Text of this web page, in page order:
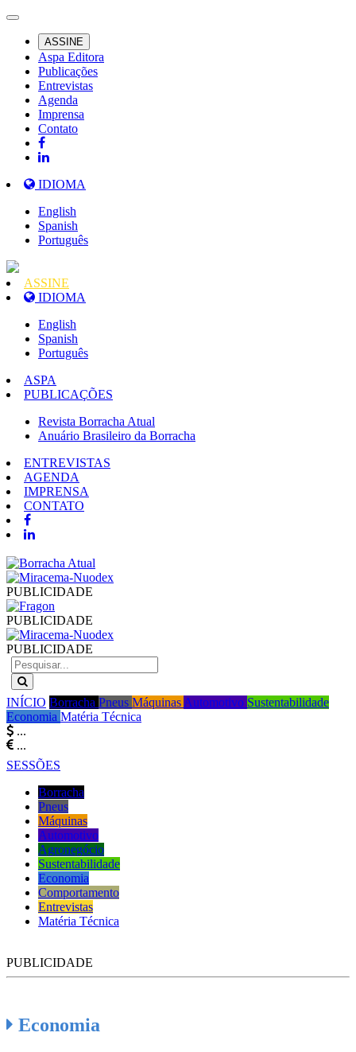
ASSINE
Aspa Editora
Publicações
Entrevistas
Agenda
Imprensa
Contato
IDIOMA
English
Spanish
Português
ASSINE
IDIOMA
English
Spanish
Português
ASPA
PUBLICAÇÕES
Revista Borracha Atual
Anuário Brasileiro da Borracha
ENTREVISTAS
AGENDA
IMPRENSA
CONTATO
PUBLICIDADE
PUBLICIDADE
PUBLICIDADE
INÍCIO Borracha Pneus Máquinas Automotivo Sustentabilidade
Economia Matéria Técnica
...
...
SESSÕES
Borracha
Pneus
Máquinas
Automotivo
Agronegócio
Sustentabilidade
Economia
Comportamento
Entrevistas
Matéria Técnica
PUBLICIDADE
Economia